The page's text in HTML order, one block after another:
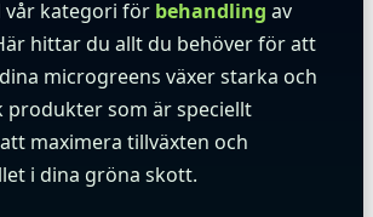
vår kategori för behandling av
hittar du allt du behöver för att
microgreens växer starka och
produkter som är speciellt
maximera tillväxten och
i dina gröna skott.